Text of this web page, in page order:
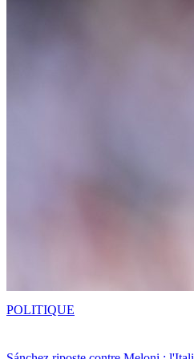
POLITIQUE